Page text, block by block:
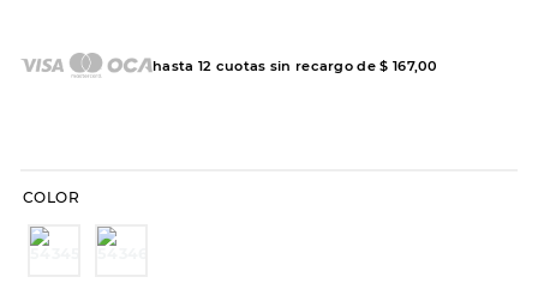
hasta 12 cuotas sin recargo de$ 167,00
COLOR